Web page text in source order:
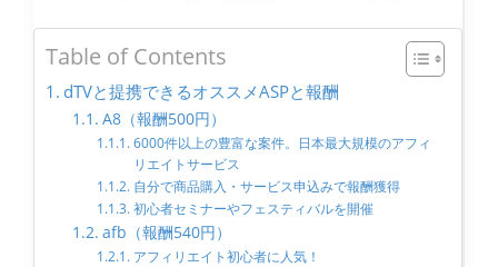
Table of Contents
dTVと提携できるオススメASPと報酬
A8（報酬500円）
6000件以上の豊富な案件。日本最大規模のアフィ
リエイトサービス
自分で商品購入・サービス申込みで報酬獲得
初心者セミナーやフェスティバルを開催
afb（報酬540円）
アフィリエイト初心者に人気！